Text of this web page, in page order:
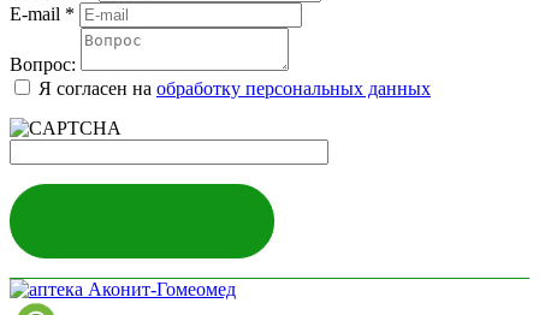
E-mail *
Вопрос:
Я согласен на обработку персональных данных